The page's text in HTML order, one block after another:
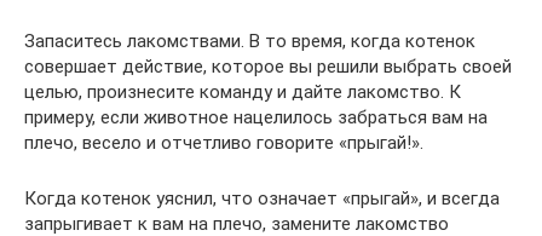
Запаситесь лакомствами. В то время, когда котенок
совершает действие, которое вы решили выбрать своей
целью, произнесите команду и дайте лакомство. К
примеру, если животное нацелилось забраться вам на
плечо, весело и отчетливо говорите «прыгай!».
Когда котенок уяснил, что означает «прыгай», и всегда
запрыгивает к вам на плечо, замените лакомство